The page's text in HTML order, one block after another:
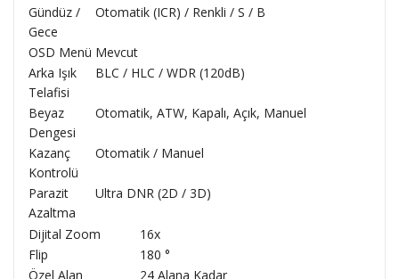
Gündüz /
Gece
Otomatik (ICR) / Renkli / S / B
OSD Menü Mevcut
Arka Işık
Telafisi
BLC / HLC / WDR (120dB)
Beyaz
Dengesi
Otomatik, ATW, Kapalı, Açık, Manuel
Kazanç
Kontrolü
Otomatik / Manuel
Parazit
Azaltma
Ultra DNR (2D / 3D)
Dijital Zoom
16x
Flip
180 °
Özel Alan
24 Alana Kadar